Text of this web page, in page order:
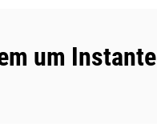
um Instante